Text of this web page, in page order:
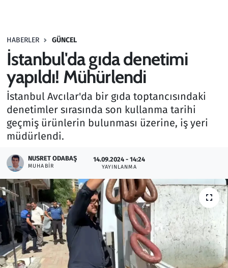
HABERLER GÜNCEL
İstanbul'da gıda denetimi
yapıldı! Mühürlendi
İstanbul Avcılar'da bir gıda toptancısındaki
denetimler sırasında son kullanma tarihi
geçmiş ürünlerin bulunması üzerine, iş yeri
müdürlendi.
NUSRET ODABAŞ
MUHABIR
14.09.2024 - 14:24
YAYINLANMA
Haber
Kültür Sanat
Kurumsal Haberler
Lezzet Durağı
Oyun
Ramazan
Resmi İlanlar